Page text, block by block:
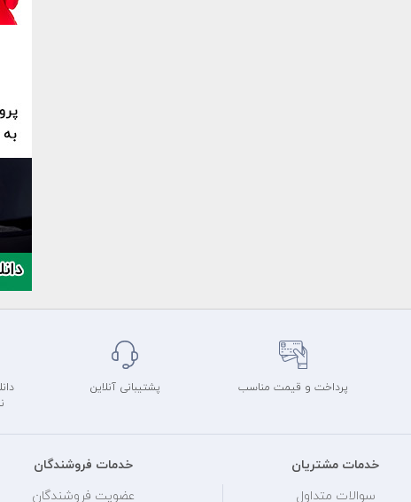
پرداخت و قیمت مناسب پشتیبانی آنلاین
خدمات مشتریان
سوالات متداول
خدمات فروشندگان
عضویت فروشندگان